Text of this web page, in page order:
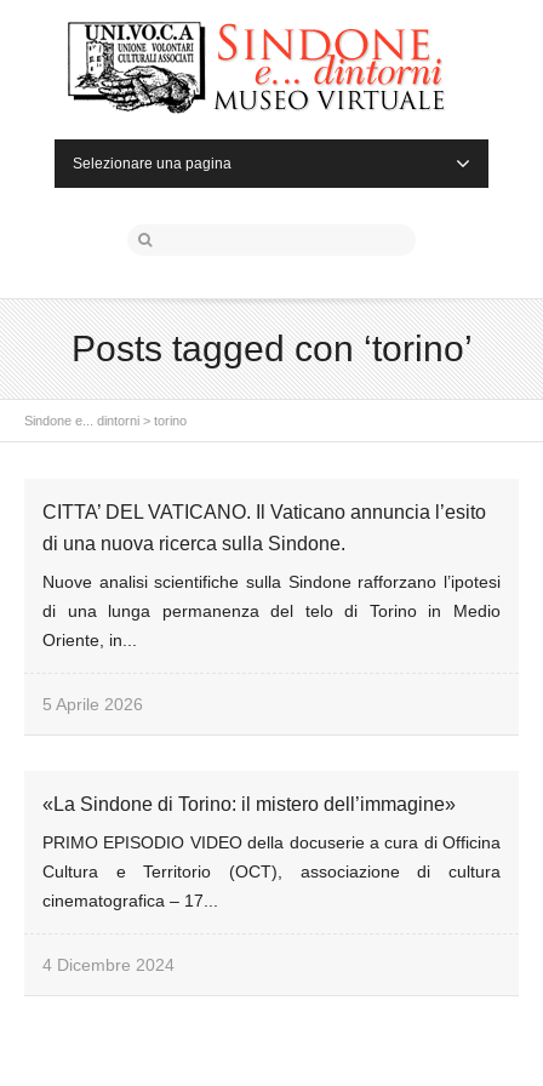
Selezionare una pagina
Posts tagged con ‘torino’
Sindone e... dintorni > torino
CITTA’ DEL VATICANO. Il Vaticano annuncia l’esito
di una nuova ricerca sulla Sindone.
Nuove analisi scientifiche sulla Sindone rafforzano l’ipotesi
di una lunga permanenza del telo di Torino in Medio
Oriente, in...
5 Aprile 2026
«La Sindone di Torino: il mistero dell’immagine»
PRIMO EPISODIO VIDEO della docuserie a cura di Officina
Cultura e Territorio (OCT), associazione di cultura
cinematografica – 17...
4 Dicembre 2024